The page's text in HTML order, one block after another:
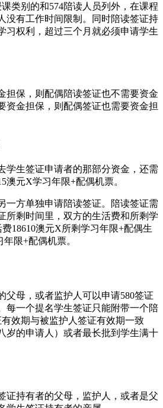
类别的和574陪读人员列外，在课程
没有工作时间限制。同时陪读签证持
习权利，超过三个月就必须申请学生
担保，则配偶陪读签证也不需要资金
资金担保，则配偶签证也需要资金担
学生签证申请者的那部分资金，还需
澳元X学习年限+配偶机票。
一方单独申请陪读签证。陪读签证需
所剩时间里，双方的生活费和所剩学
18610澳元X所剩学习年限+配偶生
限+配偶机票。
父母，或者监护人可以申请580签证
每一个提名学生签证只能附带一个陪
效期与被监护人签证有效期一致
岁的申请人）或者最长批到学生满十
证持有者的父母，监护人，或者是父